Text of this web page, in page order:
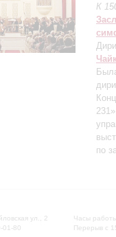
К
по
ул., 2
01-80
Часы
Перерыв с